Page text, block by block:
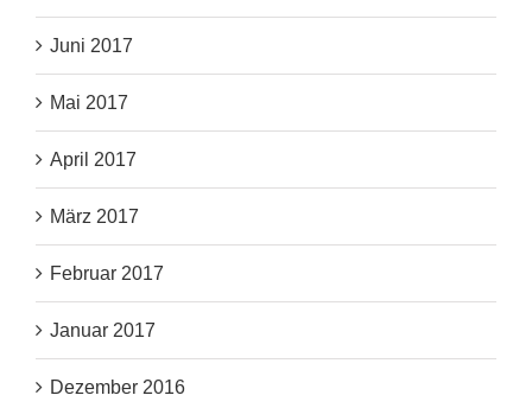
Juni 2017
Mai 2017
April 2017
März 2017
Februar 2017
Januar 2017
Dezember 2016